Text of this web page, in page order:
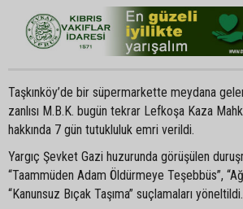
Taşkınköy’de bir süpermarkette meydana
zanlısı M.B.K. bugün tekrar Lefkoşa Kaza
hakkında 7 gün tutukluluk emri verildi.
Yargıç Şevket Gazi huzurunda görüşülen
“Taammüden Adam Öldürmeye Teşebbüs”,
“Kanunsuz Bıçak Taşıma” suçlamaları yöneltildi.